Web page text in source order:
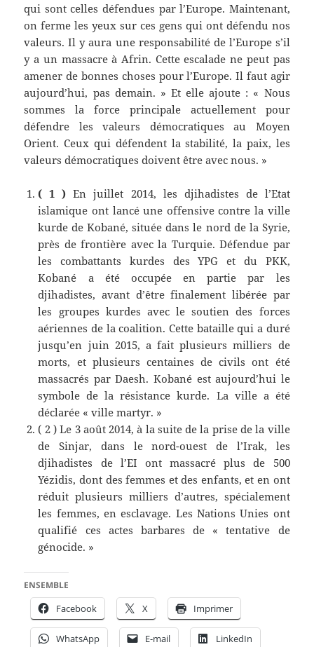
qui sont celles défendues par l’Europe. Maintenant,
on ferme les yeux sur ces gens qui ont défendu nos
valeurs. Il y aura une responsabilité de l’Europe s’il
y a un massacre à Afrin. Cette escalade ne peut pas
amener de bonnes choses pour l’Europe. Il faut agir
aujourd’hui, pas demain. » Et elle ajoute : « Nous
sommes la force principale actuellement pour
défendre les valeurs démocratiques au Moyen
Orient. Ceux qui défendent la stabilité, la paix, les
valeurs démocratiques doivent être avec nous. »
( 1 )En juillet 2014, les djihadistes de l’Etat
islamique ont lancé une offensive contre la ville
kurde de Kobané, située dans le nord de la Syrie,
près de frontière avec la Turquie. Défendue par
les combattants kurdes des YPG et du PKK,
Kobané a été occupée en partie par les
djihadistes, avant d’être finalement libérée par
les groupes kurdes avec le soutien des forces
aériennes de la coalition. Cette bataille qui a duré
jusqu’en juin 2015, a fait plusieurs milliers de
morts, et plusieurs centaines de civils ont été
massacrés par Daesh. Kobané est aujourd’hui le
symbole de la résistance kurde. La ville a été
déclarée « ville martyr. »
( 2 ) Le 3 août 2014, à la suite de la prise de la ville
de Sinjar, dans le nord-ouest de l’Irak, les
djihadistes de l’EI ont massacré plus de 500
Yézidis, dont des femmes et des enfants, et en ont
réduit plusieurs milliers d’autres, spécialement
les femmes, en esclavage. Les Nations Unies ont
qualifié ces actes barbares de « tentative de
génocide. »
ENSEMBLE
Facebook X Imprimer
WhatsApp E-mail LinkedIn